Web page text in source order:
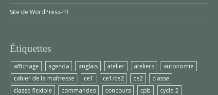
Site de WordPress-FR
Étiquettes
affichage agenda anglais atelier ateliers
autonomie
cahier de la maîtresse
ce1 ce1/ce2 ce2
classe
classe flexible
commandes concours cpb
cycle 2